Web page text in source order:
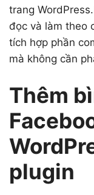
trang
đọc và làm theo
tích hợp phần
mà không cần
Thêm
plugin